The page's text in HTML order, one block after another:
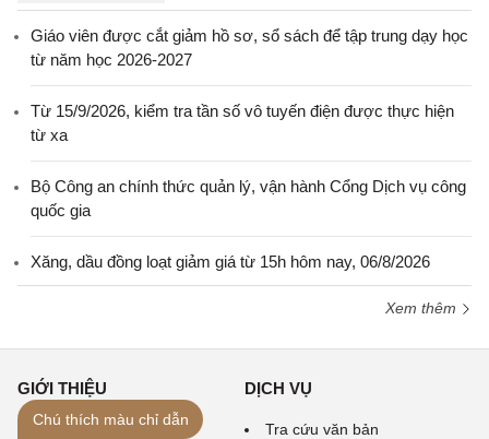
Giáo viên được cắt giảm hồ sơ, sổ sách để tập trung dạy học
từ năm học 2026-2027
Từ 15/9/2026, kiểm tra tần số vô tuyến điện được thực hiện
từ xa
Bộ Công an chính thức quản lý, vận hành Cổng Dịch vụ công
quốc gia
Xăng, dầu đồng loạt giảm giá từ 15h hôm nay, 06/8/2026
Xem thêm
GIỚI THIỆU
Lời giới thiệu
DỊCH VỤ
Tra cứu văn bản
Chú thích màu chỉ dẫn